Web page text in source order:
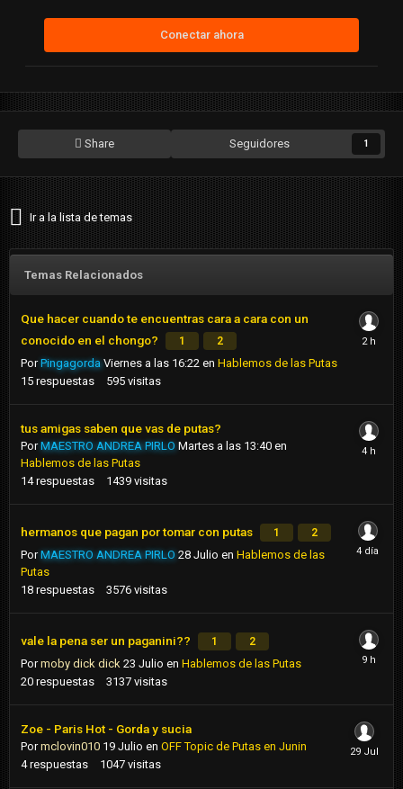
Conectar ahora
Share Seguidores 1
Ir a la lista de temas
Temas Relacionados
Que hacer cuando te encuentras cara a cara con un
conocido en el chongo?
1 2
PorPingagorda Viernes a las 16:22 en Hablemos de las Putas
15 respuestas 595 visitas
tus amigas saben que vas de putas?
PorMAESTRO ANDREA PIRLO Martes a las 13:40 en
Hablemos de las Putas
14 respuestas 1439 visitas
hermanos que pagan por tomar con putas 1 2
PorMAESTRO ANDREA PIRLO 28 Julio en Hablemos de las
Putas
18 respuestas 3576 visitas
vale la pena ser un paganini?? 1 2
Pormoby dick dick 23 Julio en Hablemos de las Putas
20 respuestas 3137 visitas
Zoe - Paris Hot - Gorda y sucia
Pormclovin010 19 Julio en OFF Topic de Putas en Junin
4 respuestas 1047 visitas